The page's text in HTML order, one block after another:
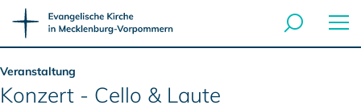
Veranstaltung
Konzert - Cello & Laute